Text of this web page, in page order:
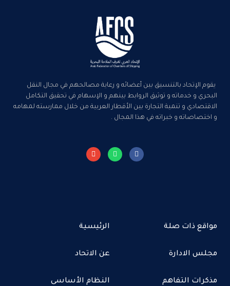
يقوم الإتحاد بالتنسيق بين أعضائه و رعاية مصالحهم في مجال النقل
البحري و خدماته و توثيق الروابط بينهم و الإسهام في تحقيق التكامل
الاقتصادي و تنمية التجارة بين الأقطار العربية من خلال ممارسته لمهامه
و اختصاصاته و خبراته في هذا المجال .
مواقع ذات صلة الرئيسية
مجلس الادارة عن الاتحاد
مذكرات التفاهم النظام الأساسى